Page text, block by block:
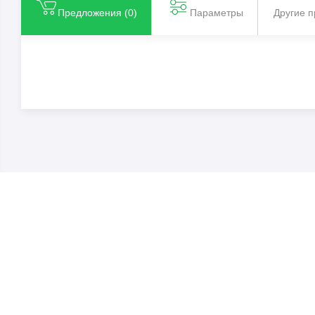
Предложения (0) Параметры Другие